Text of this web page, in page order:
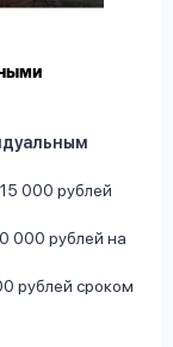
000 рублей
000 рублей на
рублей сроком